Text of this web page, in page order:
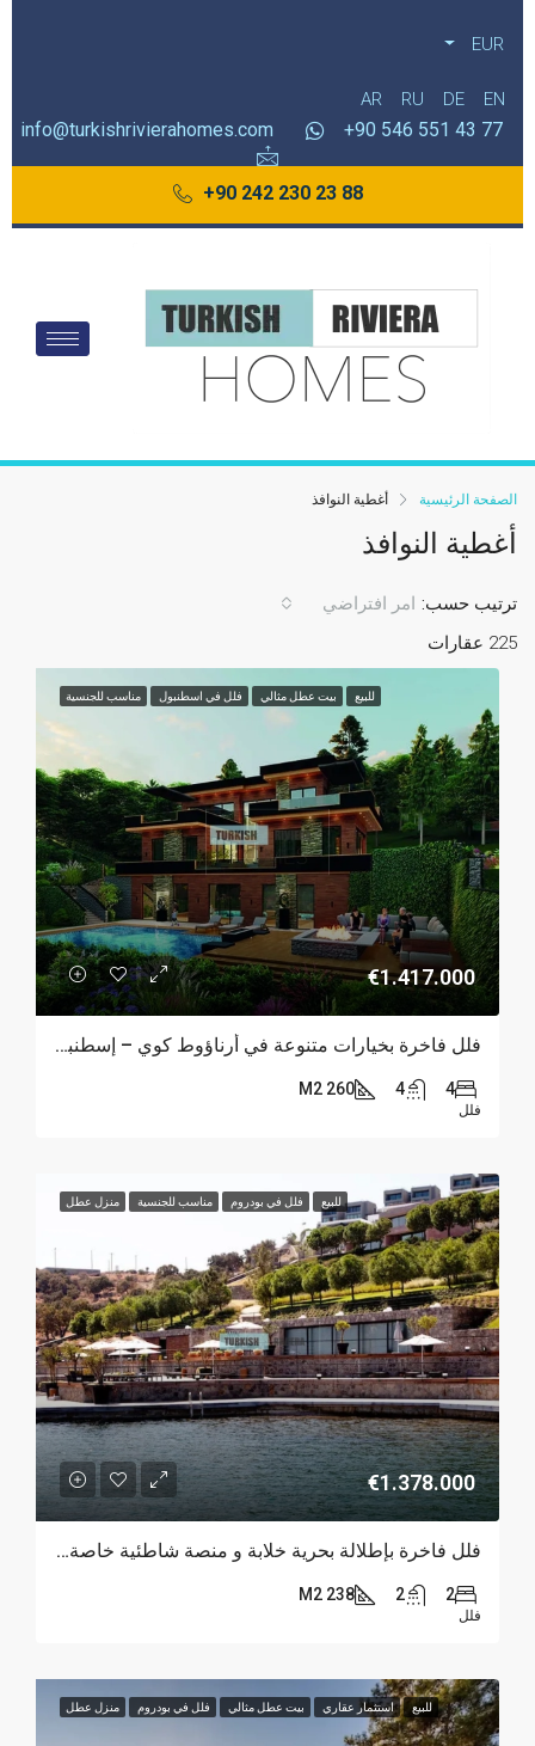
EUR
EN
DE
RU
AR
77 43 551 546 90+
info@turkishrivierahomes.com
88 23 230 242 90+
الصفحة الرئيسية أغطية النوافذ
أغطية النوافذ
225 عقارات
ترتيب حسب: امر افتراضي
للبيع بيت عطل مثالي فلل في اسطنبول مناسب للجنسية
€1.417.000
فلل فاخرة بخيارات متنوعة في أرناؤوط كوي – إسطنبول
4
4
260 M2
فلل
للبيع فلل في بودروم مناسب للجنسية منزل عطل
€1.378.000
فلل فاخرة بإطلالة بحرية خلابة و منصة شاطئية خاصة في ياليكافاك – بودروم
2
2
238 M2
فلل
للبيع استثمار عقاري بيت عطل مثالي فلل في بودروم منزل عطل